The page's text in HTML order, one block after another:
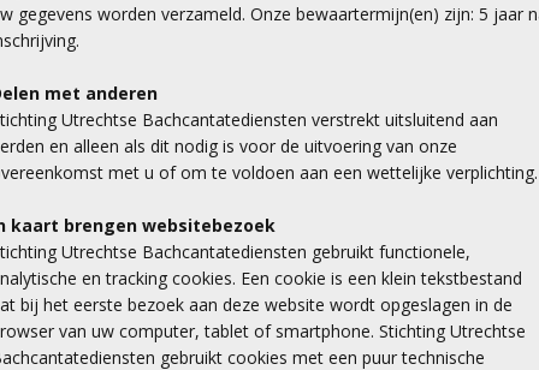
gegevens worden verzameld. Onze bewaartermijn(en) zijn: 5 jaar
met anderen
Utrechtse Bachcantatediensten verstrekt uitsluitend aan
en alleen als dit nodig is voor de uitvoering van onze
met u of om te voldoen aan een wettelijke verplichting.
kaart brengen websitebezoek
Utrechtse Bachcantatediensten gebruikt functionele,
en tracking cookies. Een cookie is een klein tekstbestand
bij het eerste bezoek aan deze website wordt opgeslagen in de
van uw computer, tablet of smartphone. Stichting Utrechtse
gebruikt cookies met een puur technische